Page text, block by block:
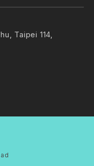
Taipei 114,